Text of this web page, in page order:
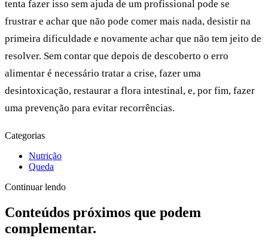
tenta fazer isso sem ajuda de um profissional pode se
frustrar e achar que não pode comer mais nada, desistir na
primeira dificuldade e novamente achar que não tem jeito de
resolver. Sem contar que depois de descoberto o erro
alimentar é necessário tratar a crise, fazer uma
desintoxicação, restaurar a flora intestinal, e, por fim, fazer
uma prevenção para evitar recorrências.
Categorias
Nutrição
Queda
Continuar lendo
Conteúdos próximos que podem
complementar.